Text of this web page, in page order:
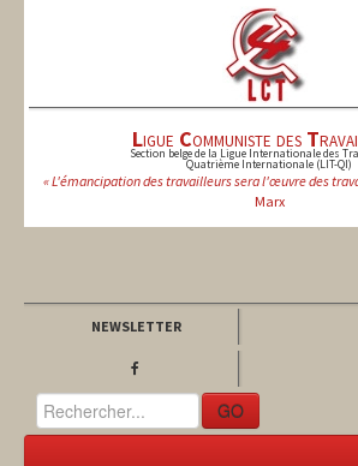
Ligue Communiste des T
Section belge de la Ligue Internationale des
Quatrième Internationale (LIT-QI)
« L'émancipation des travailleurs sera l'œuvre des
Marx
NEWSLETTER
GO